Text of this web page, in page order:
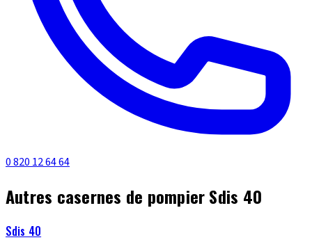
0 820 12 64 64
Autres casernes de pompier Sdis 40
Sdis 40